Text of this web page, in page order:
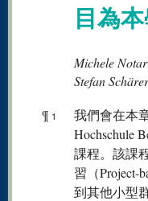
目為
Michele
Stefan
¶ 1
我們會在本
Hochschule
課程。該課
習（Project-
到其他小型